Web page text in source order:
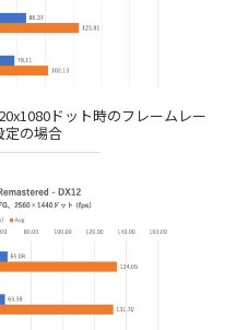
ドット時のフレームレー
定の場合